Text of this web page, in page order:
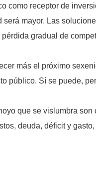
como receptor de
será mayor. Las
gradual de
más el próximo
público. Sí se puede,
que se vislumbra
deuda, déficit y